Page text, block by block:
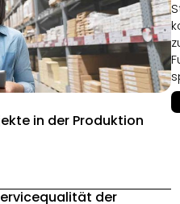
in der Produktion
der